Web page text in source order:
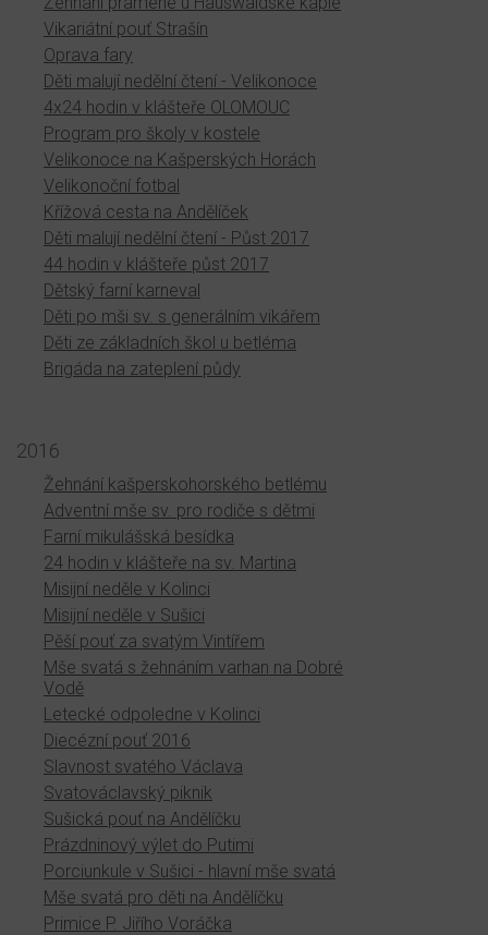
Vikariátní pouť Strašín
Oprava fary
Děti malují nedělní čtení - Velikonoce
4x24 hodin v klášteře OLOMOUC
Program pro školy v kostele
Velikonoce na Kašperských Horách
Velikonoční fotbal
Křížová cesta na Andělíček
Děti malují nedělní čtení - Půst 2017
44 hodin v klášteře půst 2017
Dětský farní karneval
Děti po mši sv. s generálním vikářem
Děti ze základních škol u betléma
Brigáda na zateplení půdy
2016
Žehnání kašperskohorského betlému
Adventní mše sv. pro rodiče s dětmi
Farní mikulášská besídka
24 hodin v klášteře na sv. Martina
Misijní neděle v Kolinci
Misijní neděle v Sušici
Pěší pouť za svatým Vintířem
Mše svatá s žehnáním varhan na Dobré
Vodě
Letecké odpoledne v Kolinci
Diecézní pouť 2016
Slavnost svatého Václava
Svatováclavský piknik
Sušická pouť na Andělíčku
Prázdninový výlet do Putimi
Porciunkule v Sušici - hlavní mše svatá
Mše svatá pro děti na Andělíčku
Primice P. Jiřího Voráčka